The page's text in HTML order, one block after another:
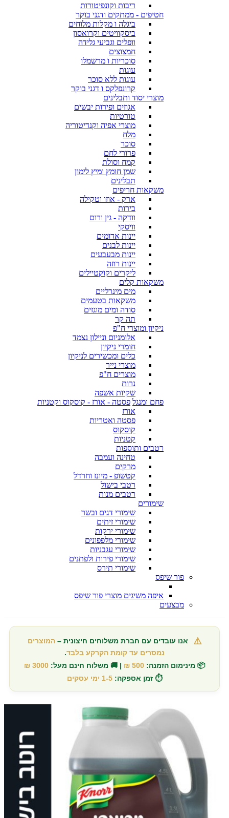
ריבות וקונפיטורות
חטיפים - ממתקים ודגני בוקר
ביגלה ו מקלות מלוחים
ביסקוויטים וקרואסון
וופלים וגביעי גלידה
חמצוצים
סוכריות ו מרשמלו
עוגות
עוגות ללא סוכר
קרונפלקס ו דגני בוקר
מוצרי יסוד ותבלינים
אגוזים ופירות יבשים
טורטיות
מוצרי אפיה וקנדיטוריה
מלח
סוכר
פרורי לחם
קמח וסולת
שמן חומץ ומיץ לימון
תבלינים
משקאות חריפים
ארק - אוזו וטקילה
בירות
וודקה - גין ורום
וויסקי
יינות אדומים
יינות לבנים
יינות מבעבעים
יינות רוזה
ליקרים וקוקטיילים
משקאות קלים
מים מינרליים
משקאות בטעמים
סודה ומים מוגזים
תה קר
ניקיון ומוצרי ח"פ
אלומניום וניילון נצמד
חומרי ניקיון
כלים ומכשירים לניקיון
מוצרי נייר
מוצרים ח"פ
נרות
שקיות אשפה
פחם ומנגל פסטה - אורז - קוסקוס וקטניות
אורז
פסטה ואטריות
קוסקוס
קטניות
רטבים ותוספות
טחינה ועמבה
מרקים
קטשופ - מיונז וחרדל
רטבי בישול
רטבים מנות
שימורים
שימורי דגים ובשר
שימורי זיתים
שימורי ירקות
שימורי מלפפונים
שימורי עגבניות
שימורי פירות ולפתנים
שימורי תירס
פור שיפס
איפה משיגים מוצרי פור שיפס
מבצעים
⚠️ אנו עובדים עם חברת משלוחים חיצונית –המוצרים
נמסרים עד קומת הקרקע בלבד.
📦 מינימום הזמנה: 500 ₪ | 🚚 משלוח חינם מעל: 3000 ₪
⏱️ זמן אספקה: 1-5 ימי עסקים